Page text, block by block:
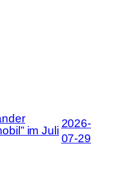
im Juli
2026-
07-29